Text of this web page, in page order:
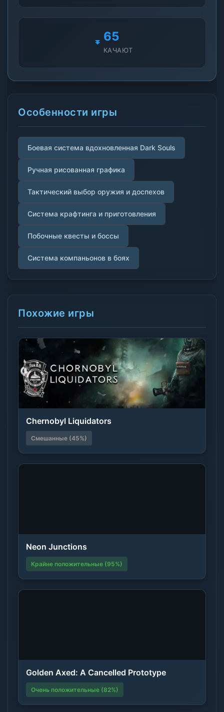
65
КАЧАЮТ
Особенности игры
Боевая система вдохновленная Dark Souls
Ручная рисованная графика
Тактический выбор оружия и доспехов
Система крафтинга и приготовления
Побочные квесты и боссы
Система компаньонов в боях
Похожие игры
Chernobyl Liquidators
Смешанные (45%)
Neon Junctions
Крайне положительные (95%)
Golden Axed: A Cancelled Prototype
Очень положительные (82%)